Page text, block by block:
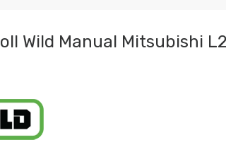
Wild Manual Mitsubishi